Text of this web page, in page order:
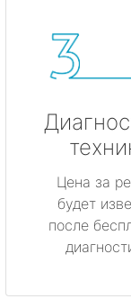
Цена за
будет
после